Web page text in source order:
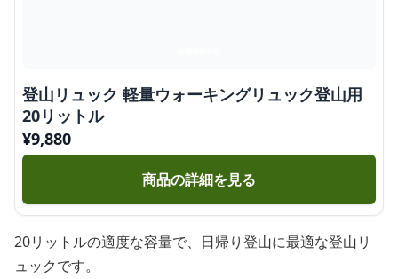
登山リュック 軽量ウォーキングリュック登山用
20リットル
¥9,880
商品の詳細を見る
20リットルの適度な容量で、日帰り登山に最適な登山リ
ュックです。